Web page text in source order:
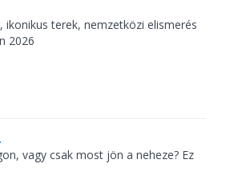
terek, nemzetközi elismerés
2026
vagy csak most jön a neheze? Ez